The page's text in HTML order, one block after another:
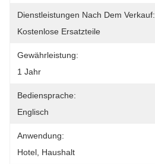
Dienstleistungen Nach Dem Verkauf:
Kostenlose Ersatzteile
Gewährleistung:
1 Jahr
Bediensprache:
Englisch
Anwendung:
Hotel, Haushalt